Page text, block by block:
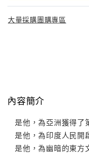
大量採購團購專區
內容簡介
是他，為亞洲獲得了
是他，為印度人民開
是他，為幽暗的東方